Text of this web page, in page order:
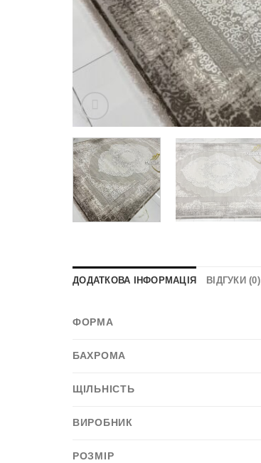
ДОДАТКОВА ІНФОРМАЦІЯ ВІДГУКИ (0)
ФОРМА
БАХРОМА
ЩІЛЬНІСТЬ
ВИРОБНИК
РОЗМІР